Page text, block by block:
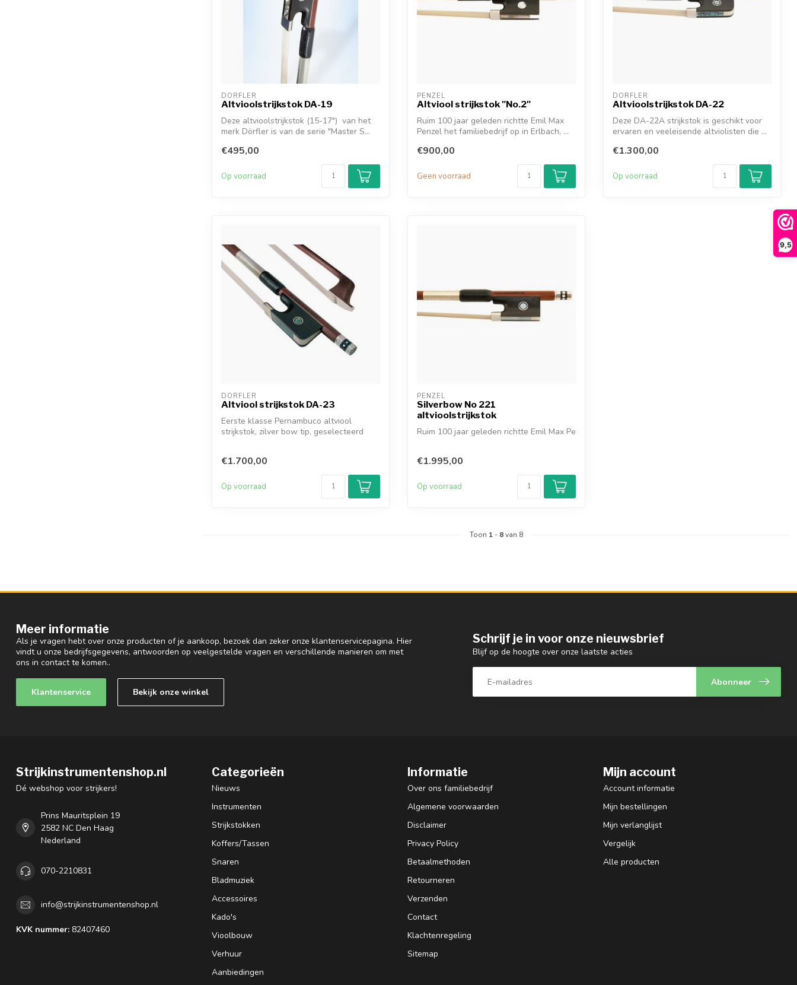
9,5
DÖRFLER
Altvioolstrijkstok DA-19
Deze altvioolstrijkstok (15-17") van het
merk Dörfler is van de serie "Master S...
€495,00
Op voorraad
PENZEL
Altviool strijkstok "No.2"
Ruim 100 jaar geleden richtte Emil Max
Penzel het familiebedrijf op in Erlbach, ...
€900,00
Geen voorraad
DÖRFLER
Altvioolstrijkstok DA-22
Deze DA-22A strijkstok is geschikt voor
ervaren en veeleisende altviolisten die ...
€1.300,00
Op voorraad
DÖRFLER
Altviool strijkstok DA-23
Eerste klasse Pernambuco altviool
strijkstok, zilver bow tip, geselecteerd
€1.700,00
Op voorraad
PENZEL
Silverbow No 221
altvioolstrijkstok
Ruim 100 jaar geleden richtte Emil Max Penzel het familiebedrijf op in Erlbach, ...
€1.995,00
Op voorraad
Toon 1 - 8van 8
Meer informatie
Als je vragen hebt over onze producten of je aankoop, bezoek dan zeker onze klantenservicepagina. Hier
vindt u onze bedrijfsgegevens, antwoorden op veelgestelde vragen en verschillende manieren om met
ons in contact te komen..
Klantenservice Bekijk onze winkel
Schrijf je in voor onze nieuwsbrief
Blijf op de hoogte over onze laatste acties
Abonneer
Strijkinstrumentenshop.nl
Dé webshop voor strijkers!
Prins Mauritsplein 19
2582 NC Den Haag
Nederland
070-2210831
info@strijkinstrumentenshop.nl
KVK nummer: 82407460
Categorieën
Nieuws
Instrumenten
Strijkstokken
Koffers/Tassen
Snaren
Bladmuziek
Accessoires
Kado's
Vioolbouw
Verhuur
Aanbiedingen
Informatie
Over ons familiebedrijf
Algemene voorwaarden
Disclaimer
Privacy Policy
Betaalmethoden
Retourneren
Verzenden
Contact
Klachtenregeling
Sitemap
Mijn account
Account informatie
Mijn bestellingen
Mijn verlanglijst
Vergelijk
Alle producten